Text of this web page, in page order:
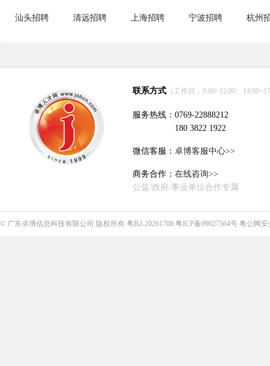
汕头招聘 清远招聘 上海招聘 宁波招聘 杭州
联系方式 （工作日：9:00~12:00、
服务热线：0769-22888212
180 3822 1922
微信客服： 卓博客服中心>>
商务合作： 在线咨询>>
公益/政府/事业单位合作专属
© 广东卓博信息科技有限公司 版权所有 粤B2-20261708 粤ICP备09027564号 粤公网安